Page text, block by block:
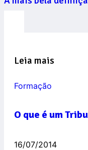
Leia mais
Formação
O que é um
16/07/2014